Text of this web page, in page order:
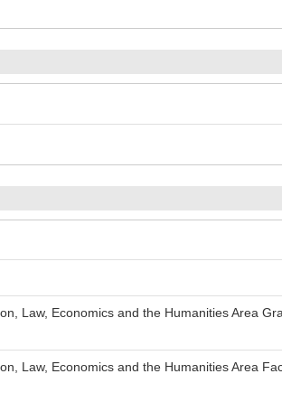
Law, Economics and the Humanities Area
Law, Economics and the Humanities Area